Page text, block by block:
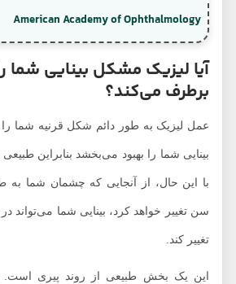
American Academy of Ophthalmology
آیا لیزیک مشکل بینایی شما را
برطرف می‌کند؟
عمل لیزیک به طور دائم شکل قرنیه شما را
بینایی شما را بهبود می‌بخشد بنابراین طبیعی یا
با این حال، از آنجایی که چشمان شما به طور
سن تغییر خواهد کرد، بینایی شما می‌تواند در
تغییر کند.
این یک بخش طبیعی از روند پیری است.